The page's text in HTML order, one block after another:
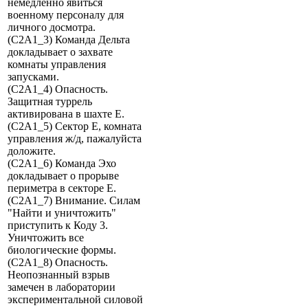
немедленно явиться
военному персоналу для
личного досмотра.
(C2A1_3) Команда Дельта
докладывает о захвате
комнаты управления
запусками.
(C2A1_4) Опасность.
Защитная туррель
активирована в шахте E.
(C2A1_5) Сектор E, комната
управления ж/д, пажалуйста
доложите.
(C2A1_6) Команда Эхо
докладывает о прорыве
периметра в секторе E.
(C2A1_7) Внимание. Силам
"Найти и уничтожить"
приступить к Коду 3.
Уничтожить все
биологические формы.
(C2A1_8) Опасность.
Неопознанный взрыв
замечен в лаборатории
экспериментальной силовой